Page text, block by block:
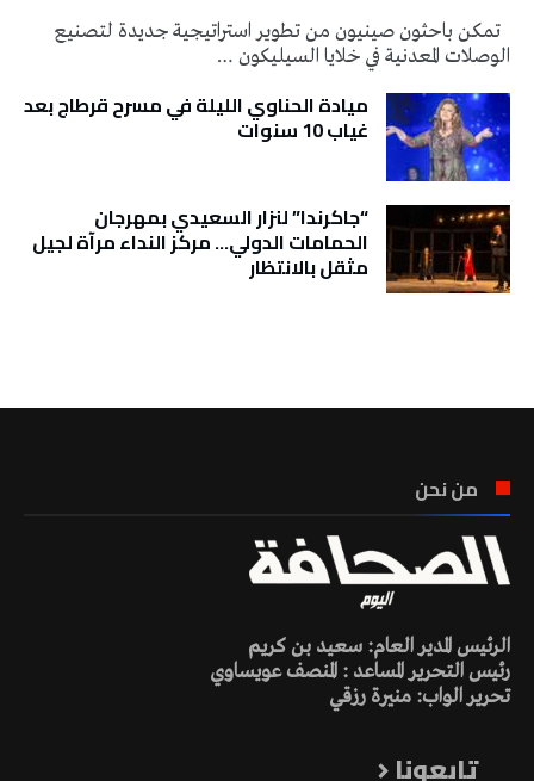
تمكن باحثون صينيون من تطوير استراتيجية جديدة لتصنيع
الوصلات المعدنية في خلايا السيليكون …
ميادة الحناوي الليلة في مسرح قرطاج بعد
غياب 10 سنوات
“جاكرندا” لنزار السعيدي بمهرجان
الحمامات الدولي… مركز النداء مرآة لجيل
مثقل بالانتظار
من نحن
الرئيس المدير العام: سعيد بن كريم
رئيس التحرير المساعد : المنصف عويساوي
تحرير الواب: منيرة رزقي
تابعونا